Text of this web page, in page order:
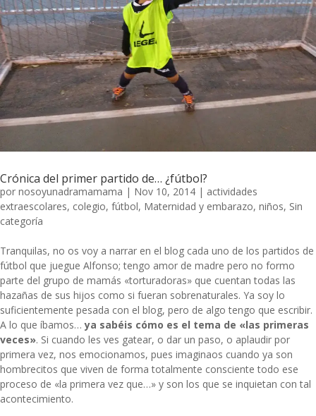
Crónica del primer partido de… ¿fútbol?
por nosoyunadramamama | Nov 10, 2014 | actividades
extraescolares, colegio, fútbol, Maternidad y embarazo, niños, Sin
categoría
Tranquilas, no os voy a narrar en el blog cada uno de los partidos de
fútbol que juegue Alfonso; tengo amor de madre pero no formo
parte del grupo de mamás «torturadoras» que cuentan todas las
hazañas de sus hijos como si fueran sobrenaturales. Ya soy lo
suficientemente pesada con el blog, pero de algo tengo que escribir.
A lo que íbamos… ya sabéis cómo es el tema de «las primeras
veces». Si cuando les ves gatear, o dar un paso, o aplaudir por
primera vez, nos emocionamos, pues imaginaos cuando ya son
hombrecitos que viven de forma totalmente consciente todo ese
proceso de «la primera vez que…» y son los que se inquietan con tal
acontecimiento.